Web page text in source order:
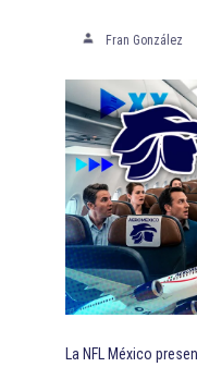
Fran González
La NFL México